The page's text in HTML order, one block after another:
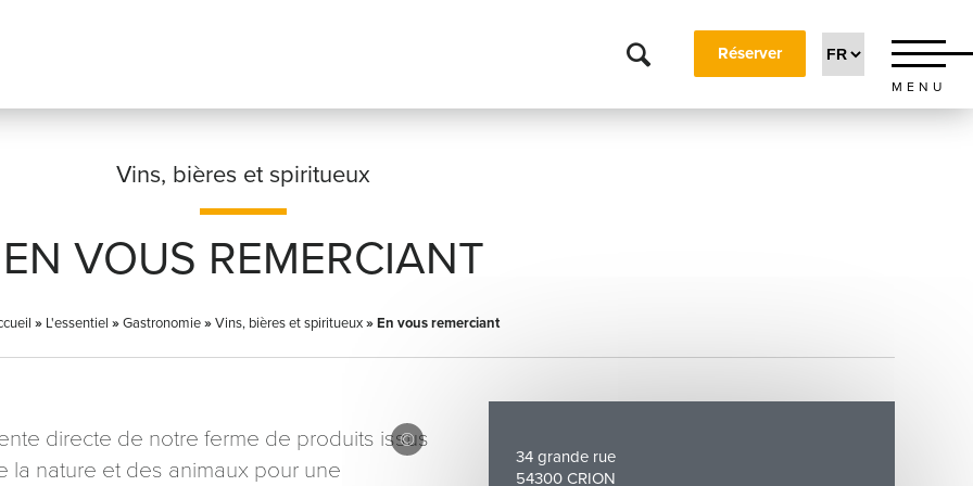
Réserver
MENU
Vins, bières et spiritueux
EN VOUS REMERCIANT
» L'essentiel »Gastronomie»Vins, bières et spiritueux»En vous remerciant
34 grande rue
54300 CRION
directe de notre ferme de produits issus
la nature et des animaux pour une
Prénom*